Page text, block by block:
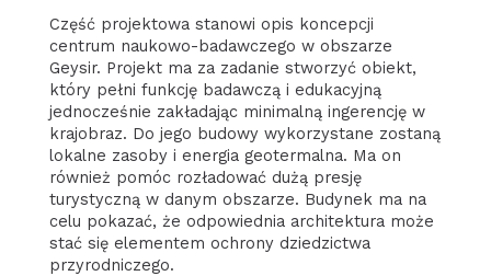
Część projektowa stanowi opis koncepcji
centrum naukowo-badawczego w obszarze
Geysir. Projekt ma za zadanie stworzyć obiekt,
który pełni funkcję badawczą i edukacyjną
jednocześnie zakładając minimalną ingerencję w
krajobraz. Do jego budowy wykorzystane zostaną
lokalne zasoby i energia geotermalna. Ma on
również pomóc rozładować dużą presję
turystyczną w danym obszarze. Budynek ma na
celu pokazać, że odpowiednia architektura może
stać się elementem ochrony dziedzictwa
przyrodniczego.